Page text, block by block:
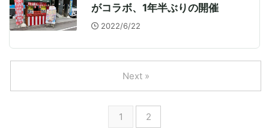
がコラボ、1年半ぶりの開催
2022/6/22
1 2
Next »